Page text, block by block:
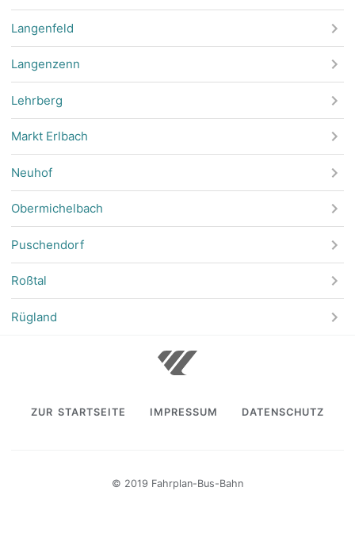
Langenfeld
Langenzenn
Lehrberg
Markt Erlbach
Neuhof
Obermichelbach
Puschendorf
Roßtal
Rügland
ZUR STARTSEITE IMPRESSUM DATENSCHUTZ
© 2019 Fahrplan-Bus-Bahn